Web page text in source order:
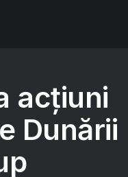
acțiuni
Dunării